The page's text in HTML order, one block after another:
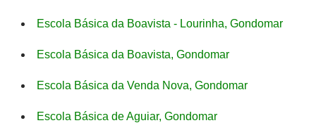
Escola Básica da Boavista - Lourinha, Gondomar
Escola Básica da Boavista, Gondomar
Escola Básica da Venda Nova, Gondomar
Escola Básica de Aguiar, Gondomar